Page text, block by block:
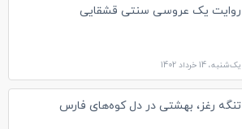
روایت یک عروسی سنتی قشقایی
یک‌شنبه، 14 خرداد 1402
تنگه رغز، بهشتی در دل کوه‌های فارس